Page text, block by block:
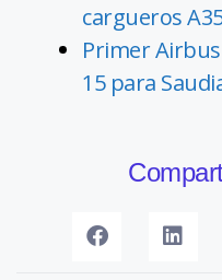
cargueros
Primer
15 para